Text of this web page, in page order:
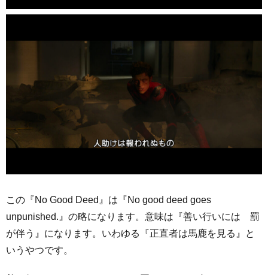
この『No Good Deed』は『No good deed goes
unpunished.』の略になります。意味は『善い行いには 罰
が伴う』になります。いわゆる『正直者は馬鹿を見る』と
いうやつです。